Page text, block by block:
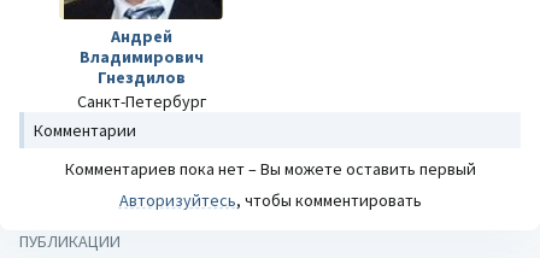
Андрей
Владимирович
Гнездилов
Санкт-Петербург
Комментарии
Комментариев пока нет – Вы можете оставить первый
Авторизуйтесь, чтобы комментировать
ПУБЛИКАЦИИ